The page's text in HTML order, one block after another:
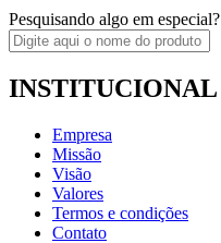
Pesquisando algo em especial?
INSTITUCIONAL
Empresa
Missão
Visão
Valores
Termos e condições
Contato